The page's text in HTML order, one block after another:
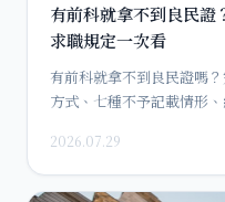
有前科就拿不到良民證
求職規定一次看
有前科就拿不到良民證嗎
方式、七種不予記載情形
2026.07.29